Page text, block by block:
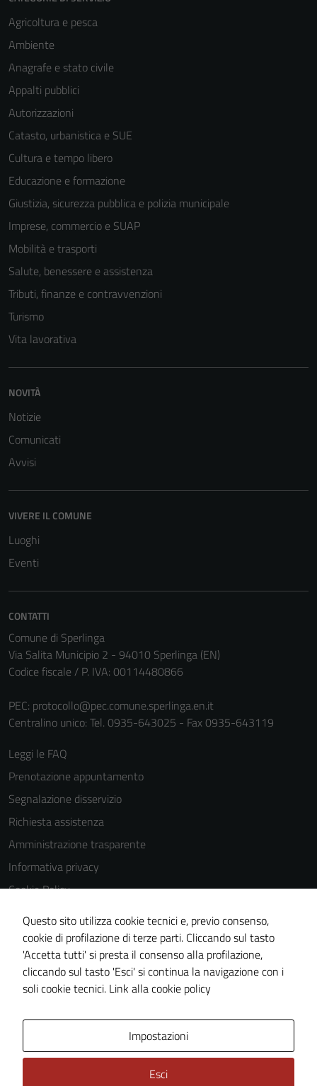
Agricoltura e pesca
Ambiente
Anagrafe e stato civile
Appalti pubblici
Autorizzazioni
Catasto, urbanistica e SUE
Cultura e tempo libero
Educazione e formazione
Giustizia, sicurezza pubblica e polizia municipale
Imprese, commercio e SUAP
Mobilità e trasporti
Salute, benessere e assistenza
Tributi, finanze e contravvenzioni
Turismo
Vita lavorativa
NOVITÀ
Notizie
Comunicati
Avvisi
VIVERE IL COMUNE
Luoghi
Eventi
CONTATTI
Comune di Sperlinga
Via Salita Municipio 2 - 94010 Sperlinga (EN)
Codice fiscale / P. IVA: 00114480866
PEC: protocollo@pec.comune.sperlinga.en.it
Centralino unico: Tel. 0935-643025 - Fax 0935-643119
Leggi le FAQ
Prenotazione appuntamento
Segnalazione disservizio
Richiesta assistenza
Amministrazione trasparente
Informativa privacy
Cookie Policy
Note legali
Dichiarazione di accessibilità
Obiettivi di accessibilità
Piano di miglioramento del sito
Questo sito utilizza cookie tecnici e, previo consenso,
cookie di profilazione di terze parti. Cliccando sul tasto
'Accetta tutti' si presta il consenso alla profilazione,
cliccando sul tasto 'Esci' si continua la navigazione con i
soli cookie tecnici. Link alla cookie policy
Impostazioni
Esci
possono
essere
disabilitati.
Questi cookie
non raccolgono
personali.